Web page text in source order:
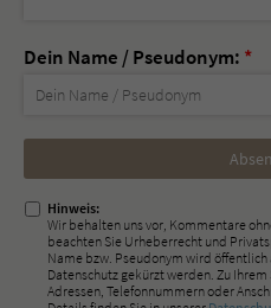
Dein Name / Pseudonym: *
Nicht
ausfüllen!
Hinweis:
Wir behalten uns vor, Kommentare
beachten Sie Urheberrecht und
Name bzw. Pseudonym wird
Datenschutz gekürzt werden. Zu
Adressen, Telefonnummern oder